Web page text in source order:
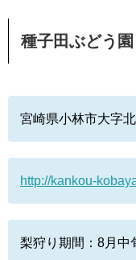
種子田ぶどう園
宮崎県小林市大字
http://kankou-
梨狩り期間：8月中